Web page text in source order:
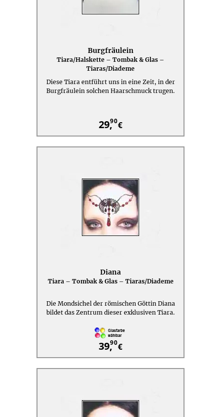
Burgfräulein
Tiara/Halskette – Tombak & Glas –
Tiaras/Diademe
Diese Tiara entführt uns in eine Zeit, in der
Burgfräulein solchen Haarschmuck trugen.
29,90€
Diana
Tiara – Tombak & Glas – Tiaras/Diademe
Die Mondsichel der römischen Göttin Diana
bildet das Zentrum dieser exklusiven Tiara.
39,90€